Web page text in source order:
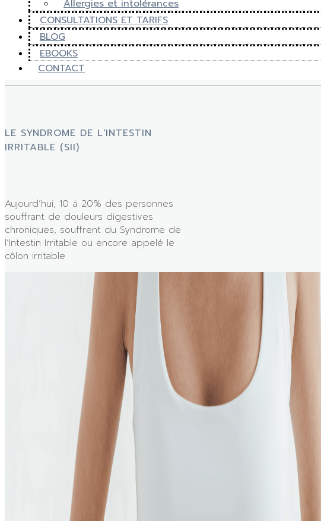
Allergies et intolérances
CONSULTATIONS ET TARIFS
BLOG
EBOOKS
CONTACT
LE SYNDROME DE L'INTESTIN
IRRITABLE (SII)
Aujourd’hui, 10 à 20% des personnes
souffrant de douleurs digestives
chroniques, souffrent du Syndrome de
l’Intestin Irritable ou encore appelé le
côlon irritable